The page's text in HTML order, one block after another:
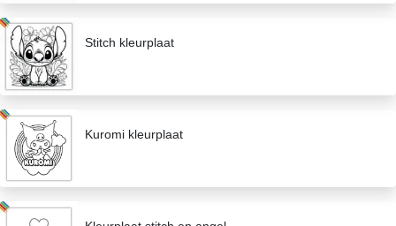
Stitch kleurplaat
Kuromi kleurplaat